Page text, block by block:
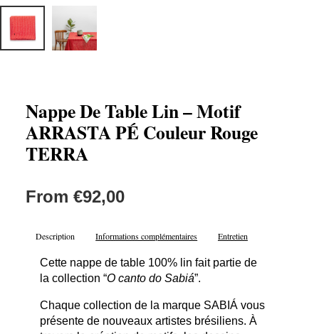
Nappe De Table Lin – Motif
ARRASTA PÉ Couleur Rouge
TERRA
From €92,00
Description Informations complémentaires Entretien
Cette nappe de table 100% lin fait partie de
la collection “O canto do Sabiá”.
Chaque collection de la marque SABIÁ vous
présente de nouveaux artistes brésiliens. À